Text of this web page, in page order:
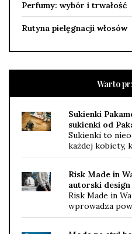
Perfumy: wybór i trwałość
Rutyna pielęgnacji włosów
Warto
Sukienki
sukienki od
Sukienki to
każdej kobiety,
Risk Made in
autorski
Risk Made in
wprowadza